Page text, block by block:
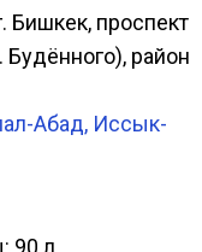
Бишкек, проспект
район
Абад, Иссык-
90 л.